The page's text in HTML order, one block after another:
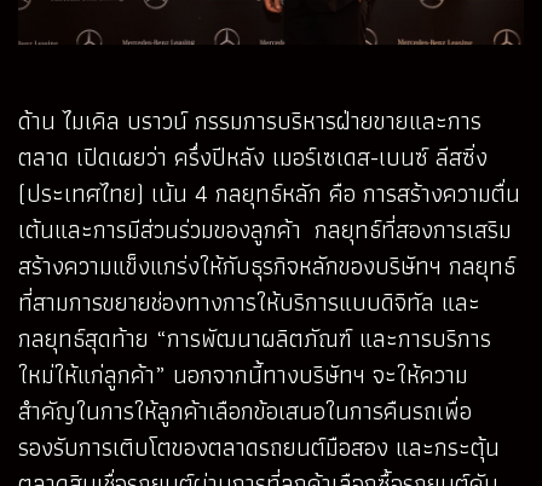
ด้าน ไมเคิล บราวน์ กรรมการบริหารฝ่ายขายและการ
ตลาด เปิดเผยว่า ครึ่งปีหลัง เมอร์เซเดส-เบนซ์ ลีสซิ่ง
(ประเทศไทย) เน้น 4 กลยุทธ์หลัก คือ การสร้างความตื่น
เต้นและการมีส่วนร่วมของลูกค้า กลยุทธ์ที่สองการเสริม
สร้างความแข็งแกร่งให้กับธุรกิจหลักของบริษัทฯ กลยุทธ์
ที่สามการขยายช่องทางการให้บริการแบบดิจิทัล และ
กลยุทธ์สุดท้าย “การพัฒนาผลิตภัณฑ์ และการบริการ
ใหม่ให้แก่ลูกค้า” นอกจากนี้ทางบริษัทฯ จะให้ความ
สำคัญในการให้ลูกค้าเลือกข้อเสนอในการคืนรถเพื่อ
รองรับการเติบโตของตลาดรถยนต์มือสอง และกระตุ้น